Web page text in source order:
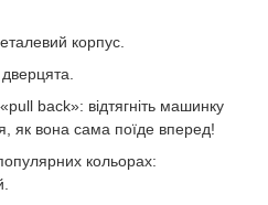
корпус.
back»: відтягніть машинку
як вона сама поїде вперед!
кольорах: